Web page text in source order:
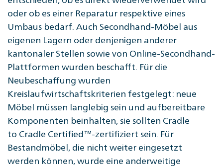
oder ob es einer Reparatur respektive eines
Umbaus bedarf. Auch Secondhand-Möbel aus
eigenen Lagern oder denjenigen anderer
kantonaler Stellen sowie von Online-Secondhand-
Plattformen wurden beschafft. Für die
Neubeschaffung wurden
Kreislaufwirtschaftskriterien festgelegt: neue
Möbel müssen langlebig sein und aufbereitbare
Komponenten beinhalten, sie sollten Cradle
to Cradle Certified™-zertifiziert sein. Für
Bestandmöbel, die nicht weiter eingesetzt
werden können, wurde eine anderweitige